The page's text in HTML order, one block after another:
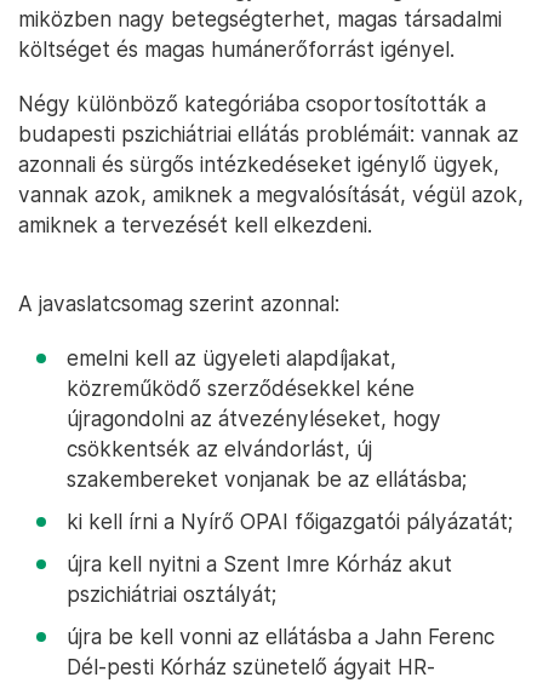
miközben nagy betegségterhet, magas társadalmi
költséget és magas humánerőforrást igényel.
Négy különböző kategóriába csoportosították a
budapesti pszichiátriai ellátás problémáit: vannak az
azonnali és sürgős intézkedéseket igénylő ügyek,
vannak azok, amiknek a megvalósítását, végül azok,
amiknek a tervezését kell elkezdeni.
A javaslatcsomag szerint azonnal:
emelni kell az ügyeleti alapdíjakat,
közreműködő szerződésekkel kéne
újragondolni az átvezényléseket, hogy
csökkentsék az elvándorlást, új
szakembereket vonjanak be az ellátásba;
ki kell írni a Nyírő OPAI főigazgatói pályázatát;
újra kell nyitni a Szent Imre Kórház akut
pszichiátriai osztályát;
újra be kell vonni az ellátásba a Jahn Ferenc
Dél-pesti Kórház szünetelő ágyait HR-